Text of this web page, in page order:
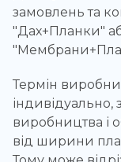
замовлень та
"Дах+Планки"
Термін
індивідуально,
виробництва і
від ширини